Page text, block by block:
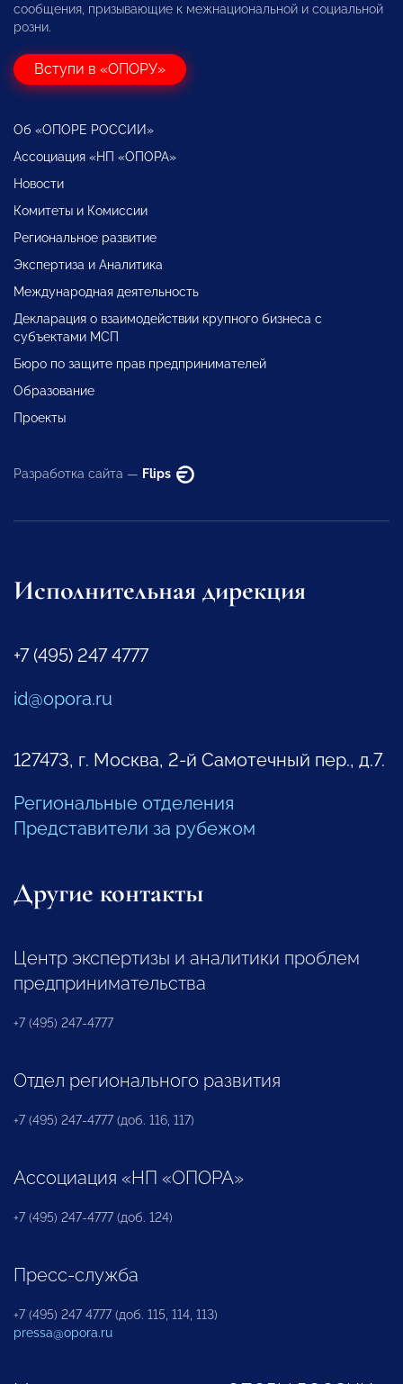
сообщения, призывающие к межнациональной и социальной
розни.
Вступи в «ОПОРУ»
Об «ОПОРЕ РОССИИ»
Ассоциация «НП «ОПОРА»
Новости
Комитеты и Комиссии
Региональное развитие
Экспертиза и Аналитика
Международная деятельность
Декларация о взаимодействии крупного бизнеса с
субъектами МСП
Бюро по защите прав предпринимателей
Образование
Проекты
Разработка сайта — Flips
Исполнительная дирекция
+7 (495) 247 4777
id@opora.ru
127473, г. Москва, 2-й Самотечный пер., д.7.
Региональные отделения
Представители за рубежом
Другие контакты
Центр экспертизы и аналитики проблем
предпринимательства
+7 (495) 247-4777
Отдел регионального развития
+7 (495) 247-4777 (доб. 116, 117)
Ассоциация «НП «ОПОРА»
+7 (495) 247-4777 (доб. 124)
Пресс-служба
+7 (495) 247 4777 (доб. 115, 114, 113)
pressa@opora.ru